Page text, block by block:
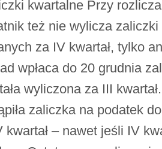
kwartalne Przy
też nie wylicza
za IV kwartał, tylko
wpłaca do 20 grudnia
wyliczona za III
zaliczka na podatek
– nawet jeśli IV